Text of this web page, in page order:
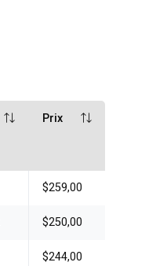
Prix
$259,00
$250,00
$244,00